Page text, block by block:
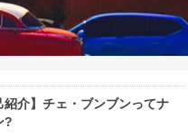
紹介】チェ・ブンブンってナ
?